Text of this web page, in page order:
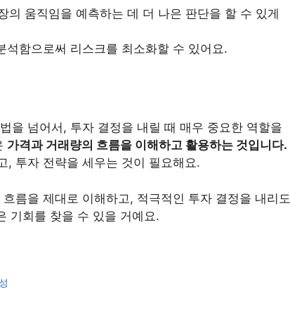
의 움직임을 예측하는 데 더 나은 판단을 할 수 있게
석함으로써 리스크를 최소화할 수 있어요.
을 넘어서, 투자 결정을 내릴 때 매우 중요한 역할을
가격과 거래량의 흐름을 이해하고 활용하는 것입니다.
, 투자 전략을 세우는 것이 필요해요.
름을 제대로 이해하고, 적극적인 투자 결정을 내리도
기회를 찾을 수 있을 거예요.